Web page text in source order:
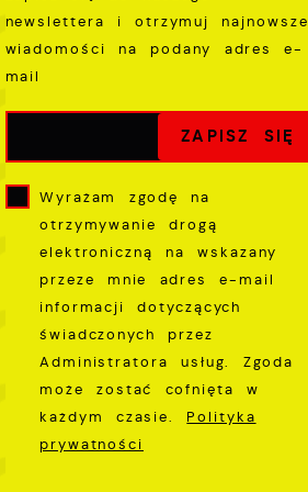
newslettera i otrzymuj najnowsze
wiadomości na podany adres e-
mail
Wyrażam zgodę na
otrzymywanie drogą
elektroniczną na wskazany
przeze mnie adres e-mail
informacji dotyczących
świadczonych przez
Administratora usług. Zgoda
może zostać cofnięta w
każdym czasie. Polityka
prywatności